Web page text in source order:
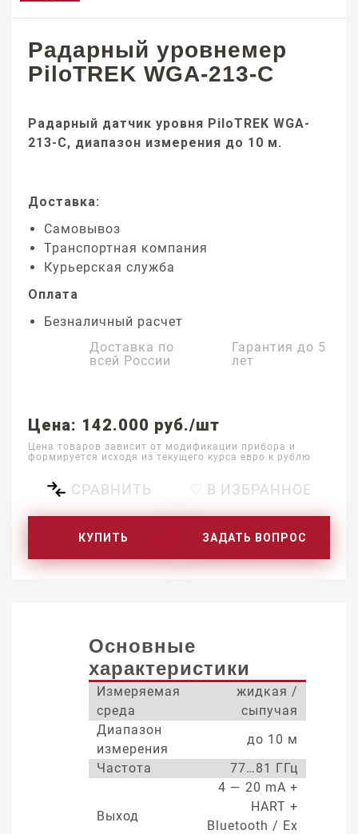
Радарный уровнемер
PiloTREK WGA-213-C
Радарный датчик уровня PiloTREK WGA-
213-C, диапазон измерения до 10 м.
Доставка:
Самовывоз
Транспортная компания
Курьерская служба
Оплата
Безналичный расчет
Доставка по
всей России
Гарантия до 5
лет
Цена: 142.000 руб./шт
Цена товаров зависит от модификации прибора и
формируется исходя из текущего курса евро к рублю
СРАВНИТЬ ♡ В ИЗБРАННОЕ
КУПИТЬ ЗАДАТЬ ВОПРОС
Основные
характеристики
Измеряемая
среда
жидкая /
сыпучая
Диапазон
измерения
до 10 м
Частота
77…81 ГГц
Выход
4 — 20 mA +
HART +
Bluetooth / Ex